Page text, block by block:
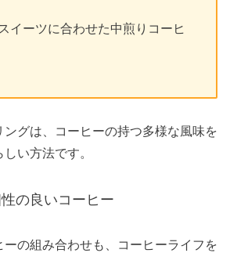
イーツに合わせた中煎りコーヒ
ングは、コーヒーの持つ多様な風味を
い方法です。
の良いコーヒー
の組み合わせも、コーヒーライフを